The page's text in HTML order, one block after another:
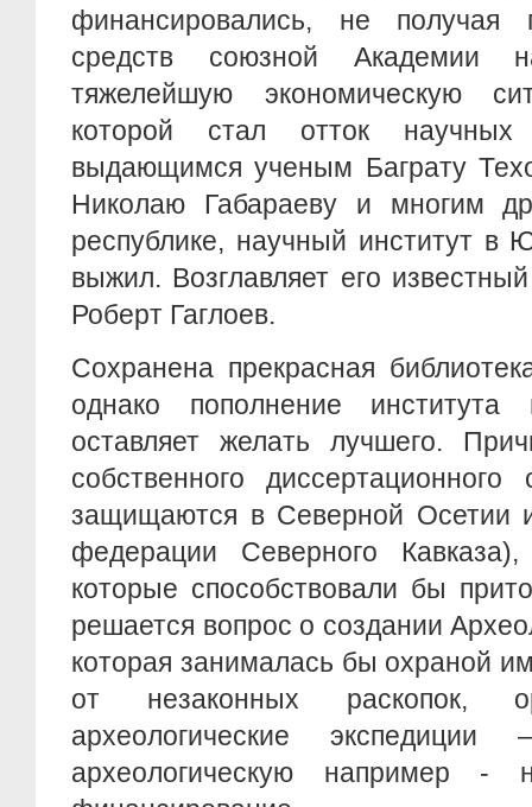
финансировались, не получая
средств союзной Академии
тяжелейшую экономическую
которой стал отток научных
выдающимся ученым Баграту
Николаю Габараеву и многим
республике, научный институт
выжил. Возглавляет его
Роберт Гаглоев.
Сохранена прекрасная
однако пополнение
оставляет желать лучшего.
собственного диссертационного
защищаются в Северной Осетии
федерации Северного
которые способствовали бы
решается вопрос о создании
которая занималась бы охраной
от незаконных раскопок,
археологические экспедиции
археологическую например